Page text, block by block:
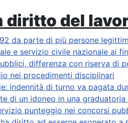
diritto del
da parte di più persone
e servizio civile nazionale ai
differenza con riserva di
nei procedimenti disciplinari
indennità di turno va pagata
di un idoneo in una
punteggio nei concorsi